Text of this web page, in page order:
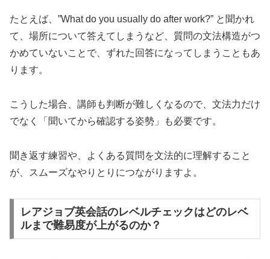
たとえば、”What do you usually do after work?” と聞かれ
て、場所について答えてしまうなど、質問の文法構造がつ
かめていないことで、ずれた回答になってしまうこともあ
ります。
こうした場合、講師も判断が難しくなるので、文法力だけ
でなく「聞いてから確認する姿勢」も必要です。
聞き返す練習や、よくある質問を文法的に理解すること
が、スムーズなやりとりにつながりますよ。
レアジョブ英会話のレベルチェックはどのレベ
ルまで難易度が上がるのか？